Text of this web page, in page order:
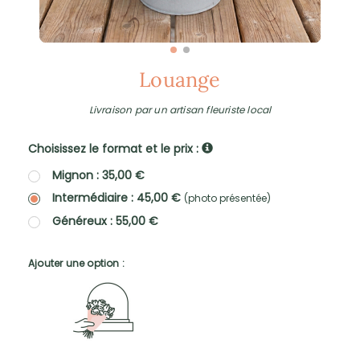
Louange
Livraison par un artisan fleuriste local
Choisissez le format et le prix :
Mignon : 35,00 €
Intermédiaire : 45,00 € (photo présentée)
Généreux : 55,00 €
Ajouter une option :